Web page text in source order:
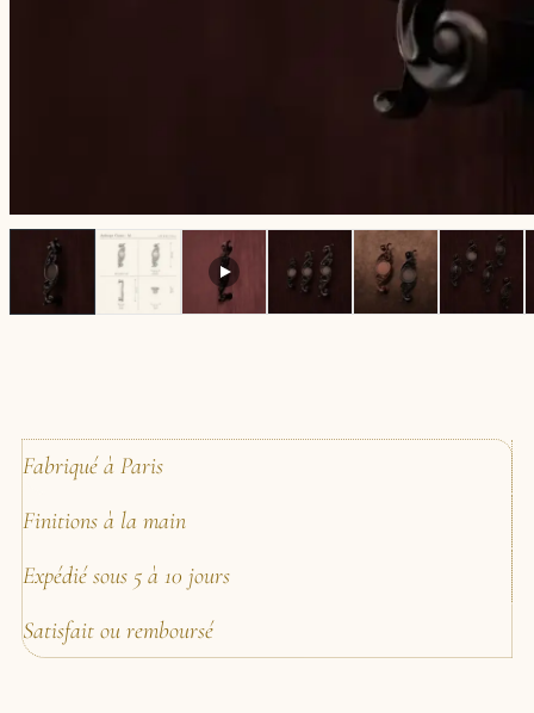
Fabriqué à Paris
Finitions à la main
Expédié sous 5 à 10 jours
Satisfait ou remboursé